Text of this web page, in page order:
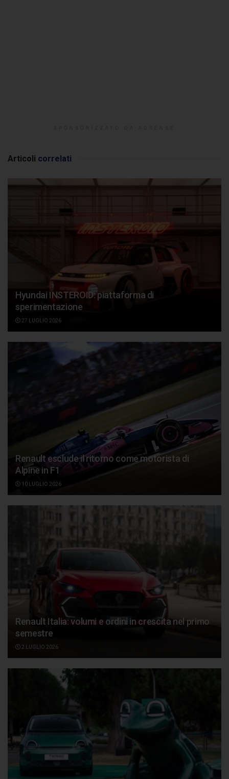
Articoli correlati
Hyundai INSTEROID: piattaforma di
sperimentazione
27 LUGLIO 2026
Renault esclude il ritorno come motorista di
Alpine in F1
10 LUGLIO 2026
Renault Italia: volumi e ordini in crescita nel primo
semestre
2 LUGLIO 2026